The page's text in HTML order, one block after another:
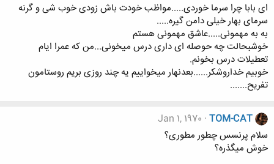
ای بابا چرا سرما خوردی.....مواظب خودت باش زودی خوب شی و گرنه
سرمای بهار خیلی دامن گیره.....
به به مهمونی.....عاشق مهمونی هستم
خوشبحالت چه حوصله ای داری درس میخونی...من که عمرا ایام
تعطیلات درس بخونم.
خوبیم خداروشکر......بعدنهار میخواییم یه چند روزی بریم روستامون
تفریح.......
TOM-CAT
Jan 1, 1970
سلام پرنسس چطور مطوری؟
خوش میگذره؟